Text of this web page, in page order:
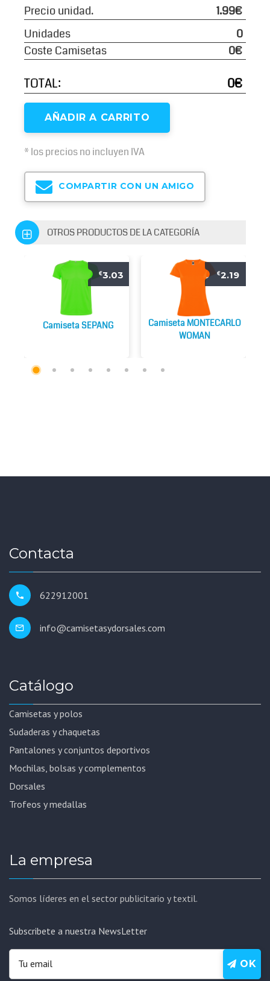
Precio unidad.
1.99€
Unidades
0
Coste Camisetas
0€
TOTAL: 0€
AÑADIR A CARRITO
* los precios no incluyen IVA
COMPARTIR CON UN AMIGO
OTROS PRODUCTOS DE LA CATEGORÍA
€3.03
Camiseta SEPANG
€2.19
Camiseta MONTECARLO
WOMAN
Contacta
622912001
info@camisetasydorsales.com
Catálogo
Camisetas y polos
Sudaderas y chaquetas
Pantalones y conjuntos deportivos
Mochilas, bolsas y complementos
Dorsales
Trofeos y medallas
La empresa
Somos líderes en el sector publicitario y textil.
Subscribete a nuestra NewsLetter
OK